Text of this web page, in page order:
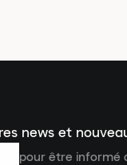
news et
pour être informé